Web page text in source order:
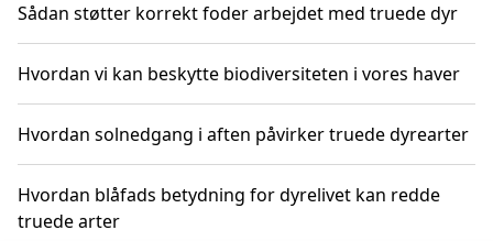
Sådan støtter korrekt foder arbejdet med truede dyr
Hvordan vi kan beskytte biodiversiteten i vores haver
Hvordan solnedgang i aften påvirker truede dyrearter
Hvordan blåfads betydning for dyrelivet kan redde
truede arter